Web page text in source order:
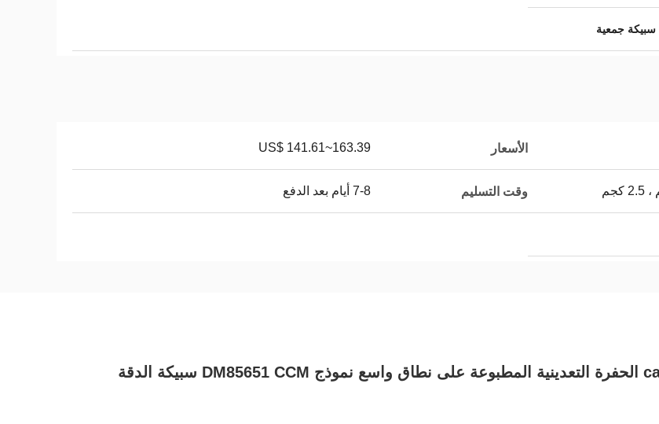
الأسعار US$ 141.61~163.39
وقت التسليم 7-8 أيام بعد الدفع
cat6060FS 1 87 الحفرة التعدينية المطبوعة على نطاق واسع نموذج DM85651 CCM سبيكة الدقة